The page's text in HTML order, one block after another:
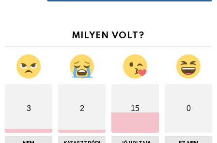
MILYEN VOLT?
3 2 15 0